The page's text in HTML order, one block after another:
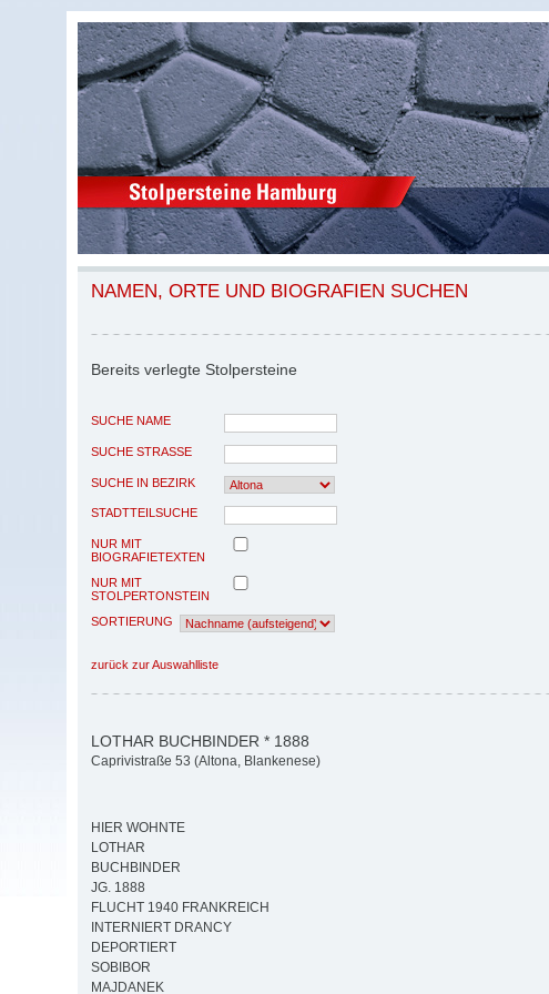
NAMEN, ORTE UND BIOGRAFIEN SUCHEN
Bereits verlegte Stolpersteine
SUCHE NAME
SUCHE STRASSE
SUCHE IN BEZIRK
STADTTEILSUCHE
NUR MIT
BIOGRAFIETEXTEN
NUR MIT
STOLPERTONSTEIN
SORTIERUNG
zurück zur Auswahlliste
LOTHAR BUCHBINDER * 1888
Caprivistraße 53 (Altona, Blankenese)
HIER WOHNTE
LOTHAR
BUCHBINDER
JG. 1888
FLUCHT 1940 FRANKREICH
INTERNIERT DRANCY
DEPORTIERT
SOBIBOR
MAJDANEK